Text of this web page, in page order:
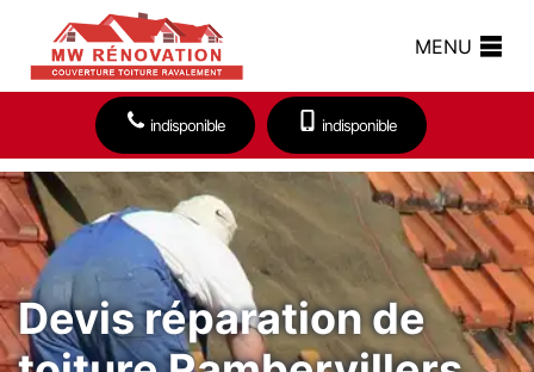
MENU
indisponible indisponible
Devis réparation de